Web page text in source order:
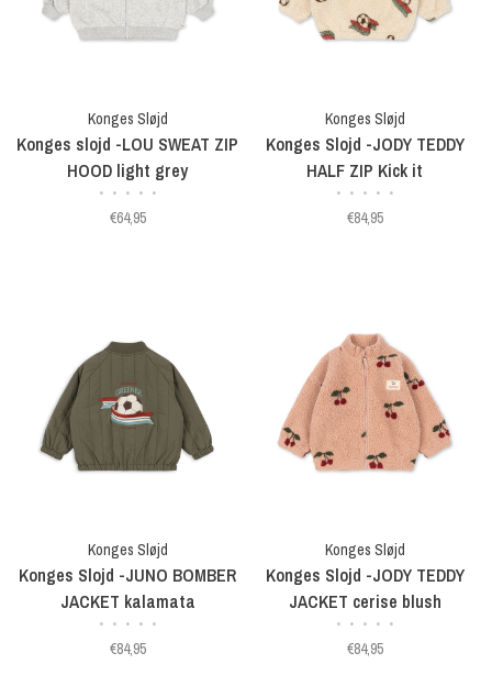
Konges Sløjd
Konges slojd -LOU SWEAT ZIP
HOOD light grey
• • • • •
€64,95
Konges Sløjd
Konges Slojd -JODY TEDDY
HALF ZIP Kick it
• • • • •
€84,95
Konges Sløjd
Konges Slojd -JUNO BOMBER
JACKET kalamata
• • • • •
€84,95
Konges Sløjd
Konges Slojd -JODY TEDDY
JACKET cerise blush
• • • • •
€84,95